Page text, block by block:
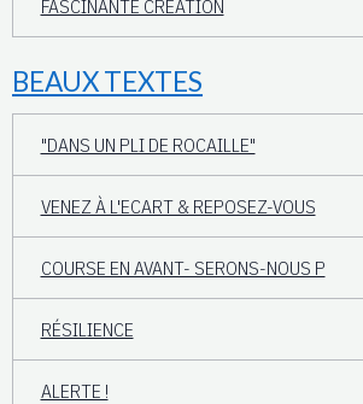
FASCINANTE CREATION
BEAUX TEXTES
"DANS UN PLI DE ROCAILLE"
VENEZ À L'ECART & REPOSEZ-VOUS
COURSE EN AVANT- SERONS-NOUS P
RÉSILIENCE
ALERTE !